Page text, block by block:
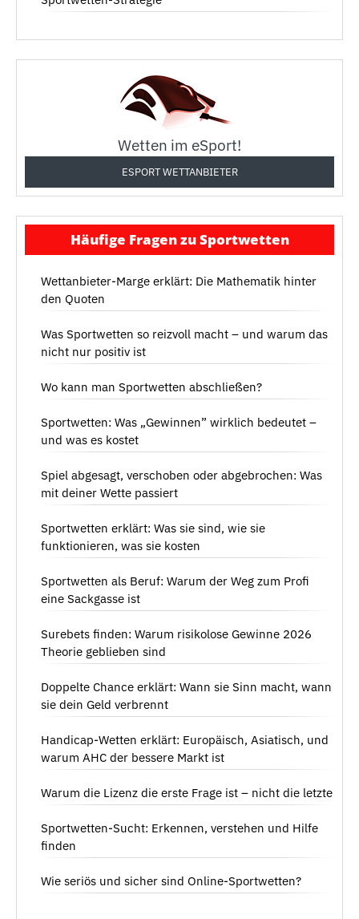
Wetten im eSport!
ESPORT WETTANBIETER
Häufige Fragen zu Sportwetten
Wettanbieter-Marge erklärt: Die Mathematik hinter
den Quoten
Was Sportwetten so reizvoll macht – und warum das
nicht nur positiv ist
Wo kann man Sportwetten abschließen?
Sportwetten: Was „Gewinnen” wirklich bedeutet –
und was es kostet
Spiel abgesagt, verschoben oder abgebrochen: Was
mit deiner Wette passiert
Sportwetten erklärt: Was sie sind, wie sie
funktionieren, was sie kosten
Sportwetten als Beruf: Warum der Weg zum Profi
eine Sackgasse ist
Surebets finden: Warum risikolose Gewinne 2026
Theorie geblieben sind
Doppelte Chance erklärt: Wann sie Sinn macht, wann
sie dein Geld verbrennt
Handicap-Wetten erklärt: Europäisch, Asiatisch, und
warum AHC der bessere Markt ist
Warum die Lizenz die erste Frage ist – nicht die letzte
Sportwetten-Sucht: Erkennen, verstehen und Hilfe
finden
Wie seriös und sicher sind Online-Sportwetten?